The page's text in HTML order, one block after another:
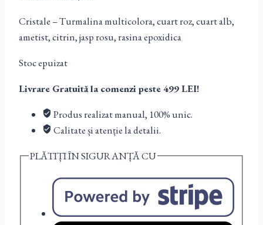
Cristale – Turmalina multicolora, cuart roz, cuart alb,
ametist, citrin, jasp rosu, rasina epoxidica
Stoc epuizat
Livrare Gratuită la comenzi peste 499 LEI!
Produs realizat manual, 100% unic.
Calitate și atenție la detalii.
PLĂTIȚI ÎN SIGURANȚĂ CU